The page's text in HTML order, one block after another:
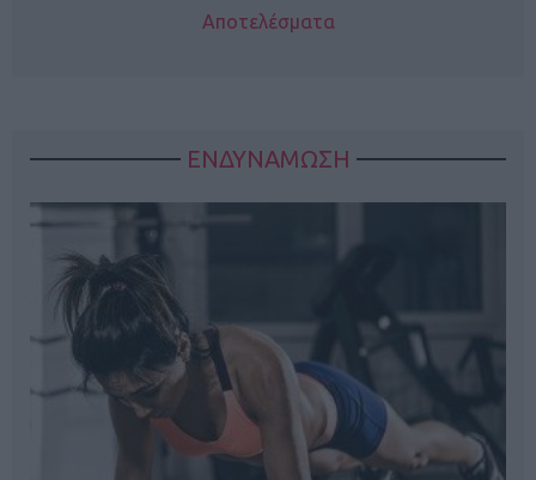
Αποτελέσματα
ΕΝΔΥΝΑΜΩΣΗ